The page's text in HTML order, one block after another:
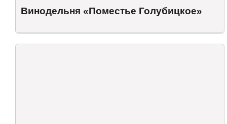
Винодельня «Поместье Голубицкое»